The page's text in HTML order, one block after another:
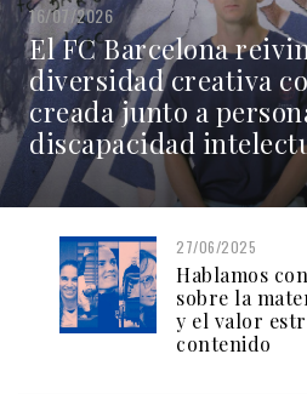
16/07/2026
El FC Barcelona
diversidad creativa
creada junto a
discapacidad
27/06/2025
Hablamos
sobre la
y el valor
contenido